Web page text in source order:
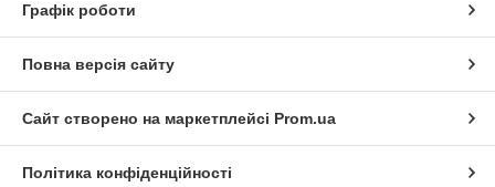
Графік роботи
Повна версія сайту
Сайт створено на маркетплейсі Prom.ua
Політика конфіденційності